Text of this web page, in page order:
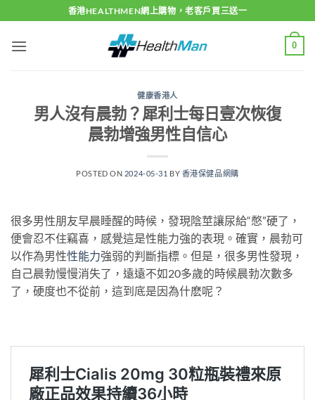
to
content
香港HEALTHMEN網上購物，老客戶買三送一
0
健康香港人
男人沒有晨勃？犀利士每日壹次恢復
晨勃增強男性自信心
POSTED ON 2024-05-31 BY 香港保健品網購
很多男性朋友早晨睡醒的時候，發現陰莖讓尿給“憋”硬了，
便會忍不住竊喜，感覺這是性能力強的表現。確實，晨勃可
以作為男性性能力強弱的判斷指標。但是，很多男性發現，
自己晨勃慢慢消失了，遠遠不如20多歲的時候晨勃次數多
了，硬度也不從前，這到底是因為什麽呢？